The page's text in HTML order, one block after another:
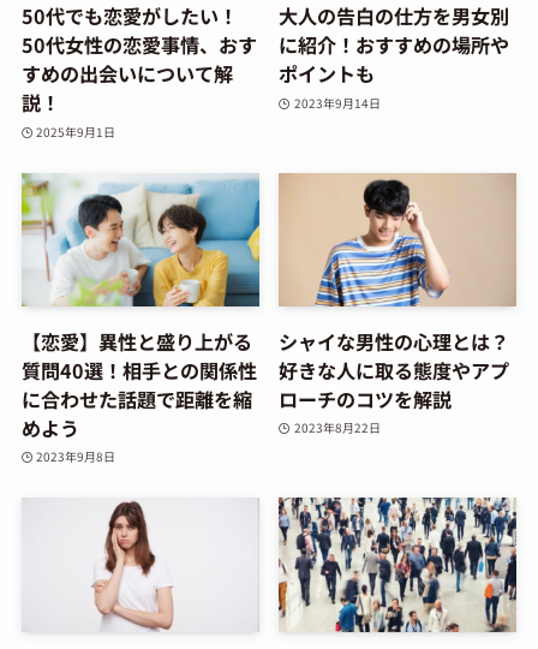
50代でも恋愛がしたい！
50代女性の恋愛事情、おす
すめの出会いについて解
説！
2025年9月1日
大人の告白の仕方を男女別
に紹介！おすすめの場所や
ポイントも
2023年9月14日
【恋愛】異性と盛り上がる
質問40選！相手との関係性
に合わせた話題で距離を縮
めよう
2023年9月8日
シャイな男性の心理とは？
好きな人に取る態度やアプ
ローチのコツを解説
2023年8月22日